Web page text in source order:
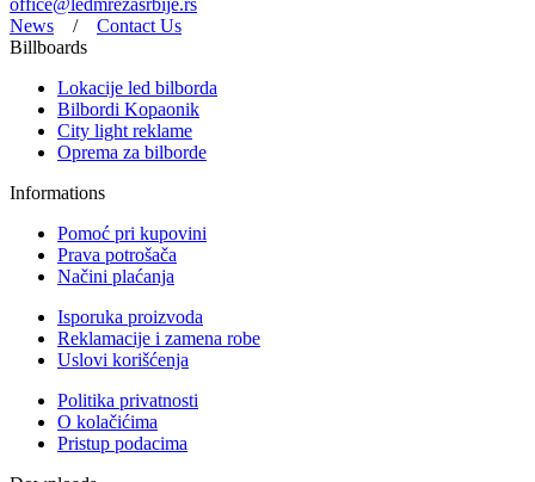
office@ledmrezasrbije.rs
News / Contact Us
Billboards
Lokacije led bilborda
Bilbordi Kopaonik
City light reklame
Oprema za bilborde
Informations
Pomoć pri kupovini
Prava potrošača
Načini plaćanja
Isporuka proizvoda
Reklamacije i zamena robe
Uslovi korišćenja
Politika privatnosti
O kolačićima
Pristup podacima